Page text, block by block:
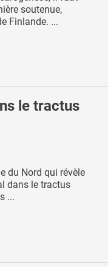
soutenue,
Finlande. ...
le tractus
du Nord qui révèle
dans le tractus
...